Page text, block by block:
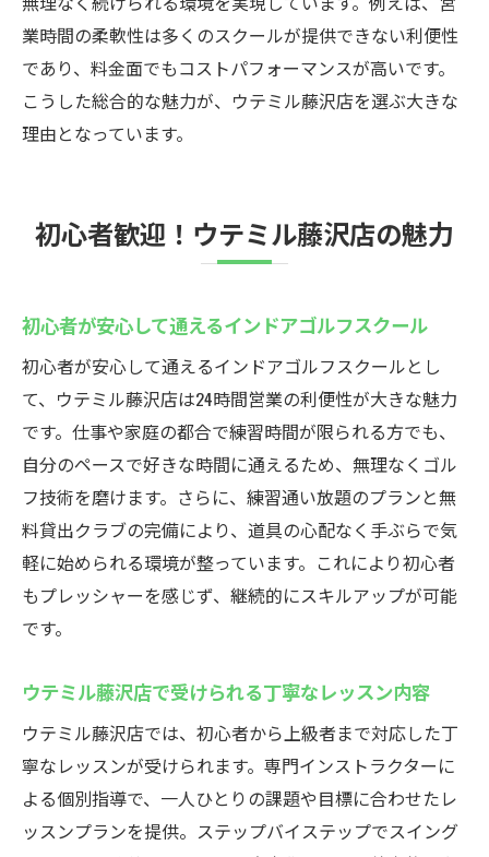
24時間営業！ウテミル藤沢店の利便性
インドアゴルフスクールの24時間営業が嬉
しい理由
忙しい社会人も通えるインドアゴルフスク
ウテミル藤沢店の柔軟な予約システムにつ
いて
大切に
深夜や早朝も練習できるインドアゴルフの
強み
藤沢のインドアゴルフスクールが選ばれる
理由
インドアゴルフなら藤沢駅のウテミルへ
駅近で通いやすいインドアゴルフスクール
の魅力
ウテミル藤沢店で始めるインドアゴルフの
は
藤沢駅周辺でインドアゴルフが人気の理由
ウテミル藤沢店の安心サポート体制を解説
自分に合ったインドアゴルフスクールの選
業時間の柔軟性は多くのスクールが提供できない利便性
であり、料金面でもコストパフォーマンスが高いです。
こうした総合的な魅力が、ウテミル藤沢店を選ぶ大きな
理由となっています。
初心者歓迎！ウテミル藤沢店の魅力
初心者が安心して通えるインドアゴルフスクール
初心者が安心して通えるインドアゴルフスクールとし
て、ウテミル藤沢店は24時間営業の利便性が大きな魅力
です。仕事や家庭の都合で練習時間が限られる方でも、
自分のペースで好きな時間に通えるため、無理なくゴル
フ技術を磨けます。さらに、練習通い放題のプランと無
料貸出クラブの完備により、道具の心配なく手ぶらで気
軽に始められる環境が整っています。これにより初心者
もプレッシャーを感じず、継続的にスキルアップが可能
です。
ウテミル藤沢店で受けられる丁寧なレッスン内容
ウテミル藤沢店では、初心者から上級者まで対応した丁
寧なレッスンが受けられます。専門インストラクターに
よる個別指導で、一人ひとりの課題や目標に合わせたレ
ッスンプランを提供。ステップバイステップでスイング